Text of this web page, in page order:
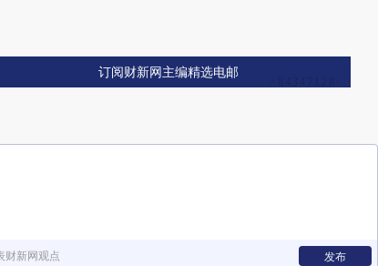
订阅财新网主编精选电邮
财新网观点 发布